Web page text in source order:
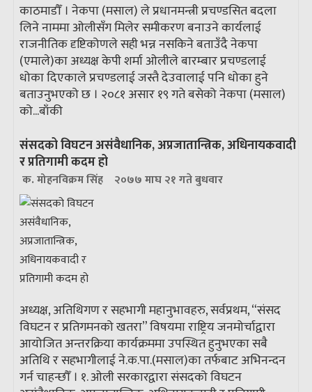
काठमाडौँ । नेकपा (मसाल) ले प्रधानमन्त्री प्रचण्डसित बदला
लिने नाममा ओलीसँग मिलेर समीकरण बनाउने कार्यलाई
राजनीतिक दृष्टिकोणले सही भन्न नसकिने बताउँदै नेकपा
(एमाले)का अध्यक्ष केपी शर्मा ओलीले बारम्बार प्रचण्डलाई
धोका दिएकाले प्रचण्डलाई जस्तै देउवालाई पनि धोका हुने
बताउनुभएको छ । २०८१ असार १९ गते बसेको नेकपा (मसाल)
को...बाँकी
संसदको विघटन असंवैधानिक, अप्रजातान्त्रिक, अधिनायकवादी
र प्रतिगामी कदम हो
क. मोहनविक्रम सिंह २०७७ माघ २१ गते बुधवार
अध्यक्ष, अतिथिगण र सहभागी महानुभावहरु, सर्वप्रथम, “संसद
विघटन र प्रतिगमनको खतरा” विषयमा राष्ट्रिय जनमोर्चाद्वारा
आयोजित अन्तरक्रिया कार्यक्रममा उपस्थित हुनुभएका सबै
अतिथि र सहभागीलाई ने.क.पा.(मसाल)का तर्फबाट अभिनन्दन
गर्न चाहन्छौँ । १. ओली सरकारद्वारा संसदको विघटन